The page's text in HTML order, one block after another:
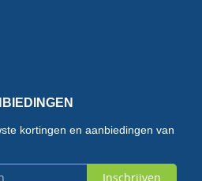
kortingen en aanbiedingen van
Inschrijven